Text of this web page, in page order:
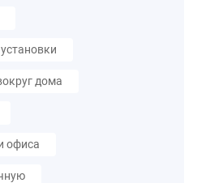
дома
офиса